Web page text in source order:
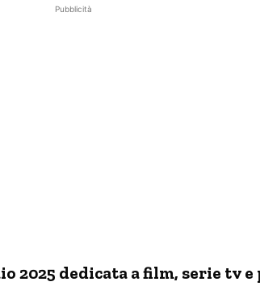
Pubblicità
2025 dedicata a film, serie tv